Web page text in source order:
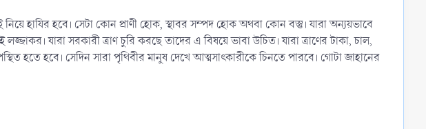
নিয়ে হাযির হবে। সেটা কোন প্রাণী হোক, স্থাবর সম্পদ হোক অথবা কোন বস্তু। যারা অন্যয়ভাবে
যারা সরকারী ত্রাণ চুরি করছে তাদের এ বিষয়ে ভাবা উচিত। যারা ত্রাণের টাকা, চাল,
হতে হবে। সেদিন সারা পৃথিবীর মানুষ দেখে আত্মসাৎকারীকে চিনতে পারবে। গোটা জাহানের